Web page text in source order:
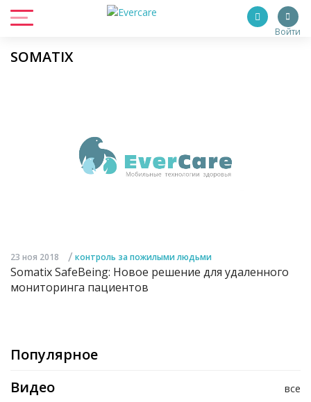
Войти
SOMATIX
23 ноя 2018 / контроль за пожилыми людьми
Somatix SafeBeing: Новое решение для удаленного
мониторинга пациентов
Популярное
все
Видео